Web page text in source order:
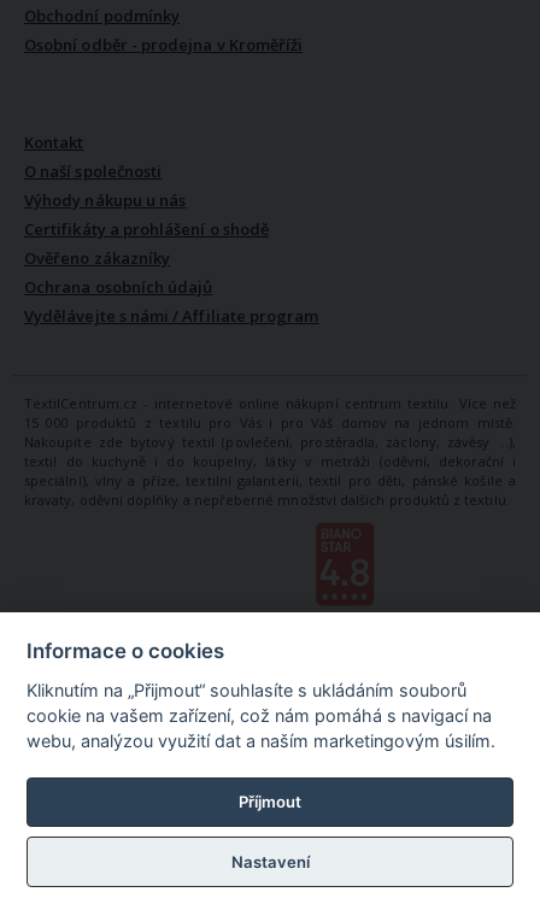
Obchodní podmínky
Osobní odběr - prodejna v Kroměříži
Kontakt
O naší společnosti
Výhody nákupu u nás
Certifikáty a prohlášení o shodě
Ověřeno zákazníky
Ochrana osobních údajů
Vydělávejte s námi / Affiliate program
TextilCentrum.cz - internetové online nákupní centrum textilu. Více než
15 000 produktů z textilu pro Vás i pro Váš domov na jednom místě.
Nakoupíte zde bytový textil (povlečení, prostěradla, záclony, závěsy ...),
textil do kuchyně i do koupelny, látky v metráži (oděvní, dekorační i
speciální), vlny a příze, textilní galanterii, textil pro děti, pánské košile a
kravaty, oděvní doplňky a nepřeberné množství dalších produktů z textilu.
Informace o cookies
Kliknutím na „Přijmout“ souhlasíte s ukládáním souborů
cookie na vašem zařízení, což nám pomáhá s navigací na
webu, analýzou využití dat a naším marketingovým úsilím.
Příjmout
Nastavení